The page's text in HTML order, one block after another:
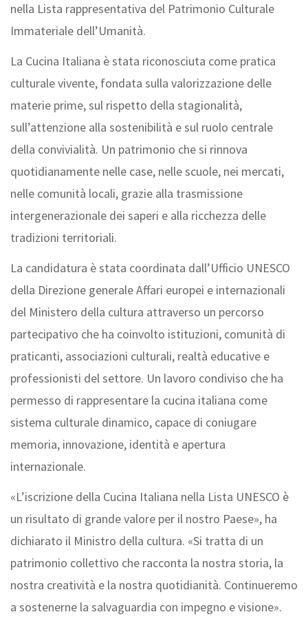
nella Lista rappresentativa del Patrimonio Culturale
Immateriale dell’Umanità.
La Cucina Italiana è stata riconosciuta come pratica
culturale vivente, fondata sulla valorizzazione delle
materie prime, sul rispetto della stagionalità,
sull’attenzione alla sostenibilità e sul ruolo centrale
della convivialità. Un patrimonio che si rinnova
quotidianamente nelle case, nelle scuole, nei mercati,
nelle comunità locali, grazie alla trasmissione
intergenerazionale dei saperi e alla ricchezza delle
tradizioni territoriali.
La candidatura è stata coordinata dall’Ufficio UNESCO
della Direzione generale Affari europei e internazionali
del Ministero della cultura attraverso un percorso
partecipativo che ha coinvolto istituzioni, comunità di
praticanti, associazioni culturali, realtà educative e
professionisti del settore. Un lavoro condiviso che ha
permesso di rappresentare la cucina italiana come
sistema culturale dinamico, capace di coniugare
memoria, innovazione, identità e apertura
internazionale.
«L’iscrizione della Cucina Italiana nella Lista UNESCO è
un risultato di grande valore per il nostro Paese», ha
dichiarato il Ministro della cultura. «Si tratta di un
patrimonio collettivo che racconta la nostra storia, la
nostra creatività e la nostra quotidianità. Continueremo
a sostenerne la salvaguardia con impegno e visione».